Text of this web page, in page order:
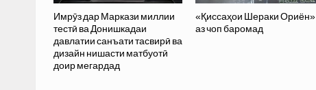
Имрӯз дар Маркази миллии
тестӣ ва Донишкадаи
давлатии санъати тасвирӣ ва
дизайн нишасти матбуотӣ
доир мегардад
«Қиссаҳои Шераки Ориён»
аз чоп баромад